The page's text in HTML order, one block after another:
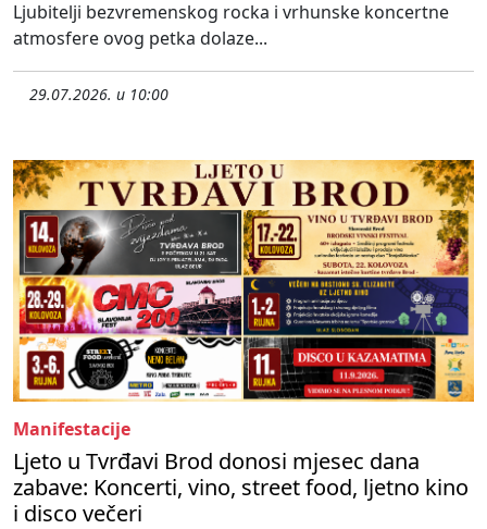
Ljubitelji bezvremenskog rocka i vrhunske koncertne
atmosfere ovog petka dolaze...
29.07.2026. u 10:00
Manifestacije
Ljeto u Tvrđavi Brod donosi mjesec dana
zabave: Koncerti, vino, street food, ljetno kino
i disco večeri